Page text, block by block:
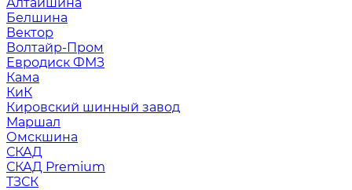
Белшина
Вектор
Волтайр-Пром
Евродиск ФМЗ
Кама
КиК
Кировский шинный завод
Маршал
Омскшина
СКАД
СКАД Premium
ТЗСК